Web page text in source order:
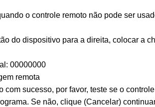
o controle remoto não pode ser
do dispositivo para a direita, colocar a
00000000
remota
com sucesso, por favor, teste se o
Se não, clique (Cancelar)